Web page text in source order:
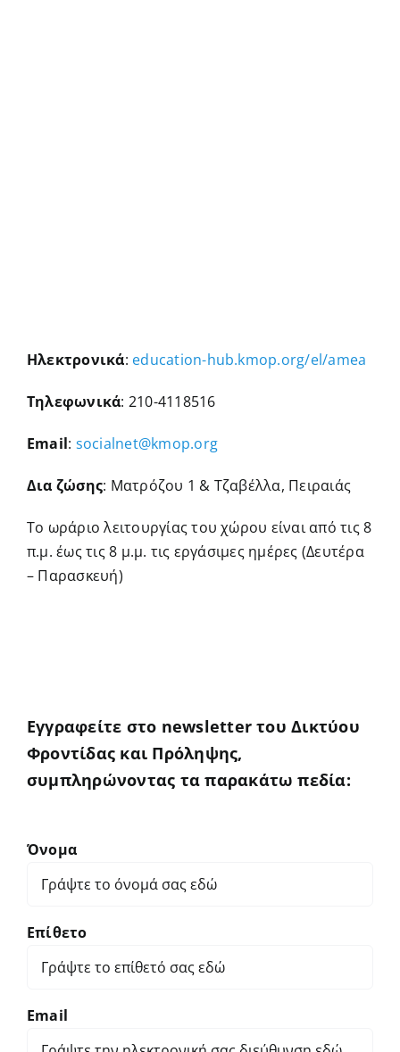
Ηλεκτρονικά: education-hub.kmop.org/el/amea
Τηλεφωνικά: 210-4118516
Email: socialnet@kmop.org
Δια ζώσης: Ματρόζου 1 & Τζαβέλλα, Πειραιάς
Το ωράριο λειτουργίας του χώρου είναι από τις 8
π.μ. έως τις 8 μ.μ. τις εργάσιμες ημέρες (Δευτέρα
– Παρασκευή)
Εγγραφείτε στο newsletter του Δικτύου
Φροντίδας και Πρόληψης,
συμπληρώνοντας τα παρακάτω πεδία:
Όνομα
Επίθετο
Email